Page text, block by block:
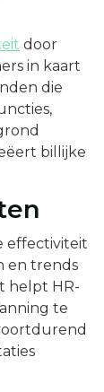
door
in kaart
die
billijke
effectiviteit
en trends
helpt HR-
te